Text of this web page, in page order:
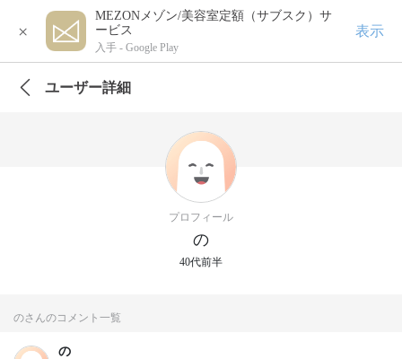
×
MEZONメゾン/美容室定額（サブスク）サ
ービス
入手 - Google Play
表示
ユーザー詳細
プロフィール
の
40代前半
のさんのコメント一覧
の